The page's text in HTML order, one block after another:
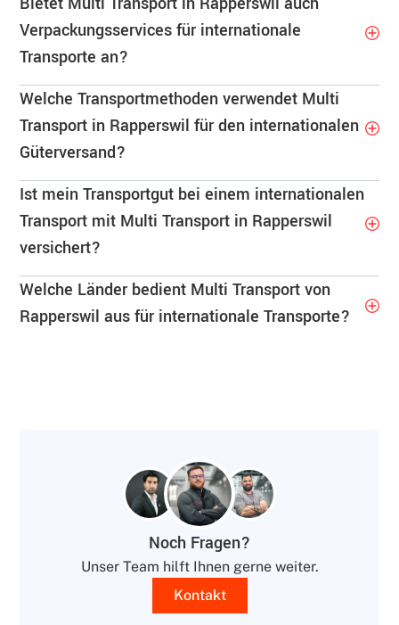
Verpackungsservices für internationale
Transporte an?
Welche Transportmethoden verwendet Multi
Transport in Rapperswil für den internationalen
Güterversand?
Ist mein Transportgut bei einem internationalen
Transport mit Multi Transport in Rapperswil
versichert?
Welche Länder bedient Multi Transport von
Rapperswil aus für internationale Transporte?
Noch Fragen?
Unser Team hilft Ihnen gerne weiter.
Kontakt